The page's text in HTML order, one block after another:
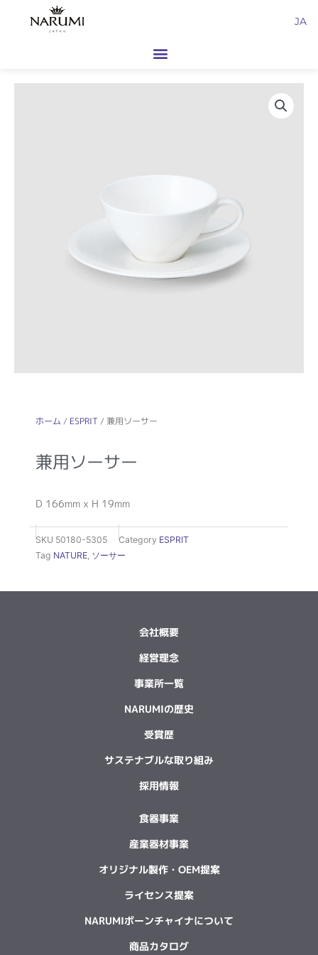
JA
ホーム / ESPRIT / 兼用ソーサー
兼用ソーサー
D 166mm x H 19mm
SKU 50180-5305 Category ESPRIT
Tag NATURE ソーサー
会社概要
経営理念
事業所一覧
NARUMIの歴史
受賞歴
サステナブルな取り組み
採用情報
食器事業
産業器材事業
オリジナル製作・OEM提案
ライセンス提案
NARUMIボーンチャイナについて
商品カタログ